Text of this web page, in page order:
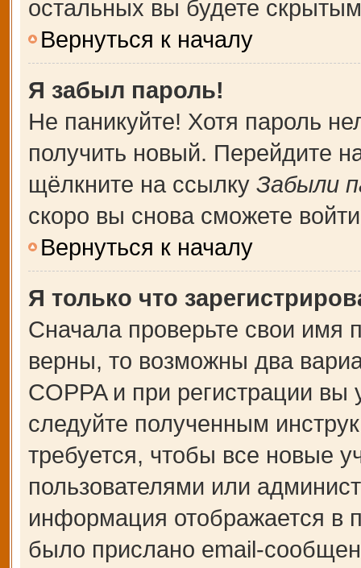
остальных вы будете
Вернуться к началу
Я забыл пароль!
Не паникуйте! Хотя пароль
получить новый. Перейдите
щёлкните на ссылку Забыли
скоро вы снова сможете
Вернуться к началу
Я только что
Сначала проверьте свои имя
верны, то возможны два
COPPA и при регистрации вы
следуйте полученным
требуется, чтобы все новые
пользователями или
информация отображается в
было прислано email-